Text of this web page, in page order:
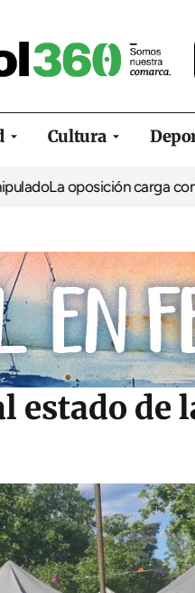
Cultura
carga contra la
estado de